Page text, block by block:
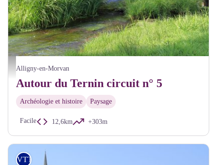
Pont sur le Ternin - Alain Millot Pnr Morvan
Alligny-en-Morvan
Autour du Ternin circuit n° 5
Archéologie et histoire Paysage
Facile 12,6km +303m
VTT